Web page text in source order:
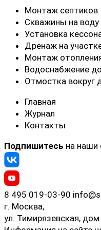
Монтаж септиков
Скважины на воду
Установка
Дренаж на
Монтаж
Водоснабжение
Отмостка вокруг
Главная
Журнал
Контакты
Подпишитесь на наши
8 495 019-03-90
г. Москва,
ул. Тимирязевская, дом